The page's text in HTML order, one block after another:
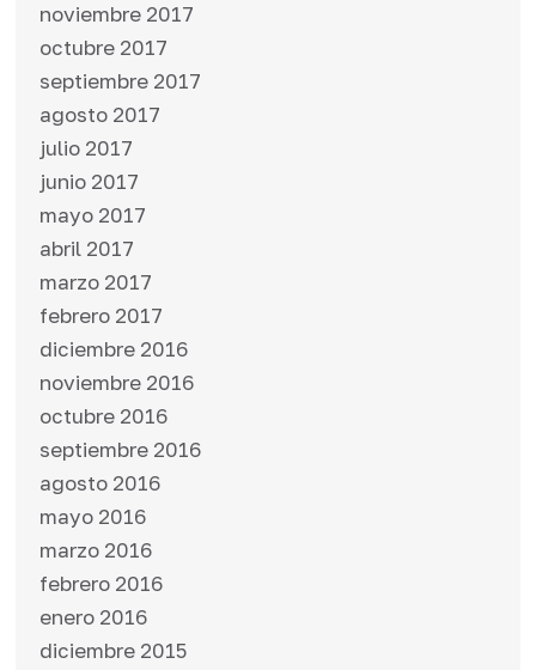
noviembre 2017
octubre 2017
septiembre 2017
agosto 2017
julio 2017
junio 2017
mayo 2017
abril 2017
marzo 2017
febrero 2017
diciembre 2016
noviembre 2016
octubre 2016
septiembre 2016
agosto 2016
mayo 2016
marzo 2016
febrero 2016
enero 2016
diciembre 2015